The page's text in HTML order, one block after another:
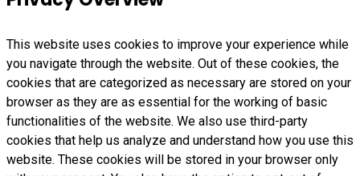
This website uses cookies to improve your experience while
you navigate through the website. Out of these cookies, the
cookies that are categorized as necessary are stored on your
browser as they are as essential for the working of basic
functionalities of the website. We also use third-party
cookies that help us analyze and understand how you use this
website. These cookies will be stored in your browser only